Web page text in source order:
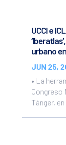
UCCI e
urbano
JUN 25,
• La
Congreso
Tánger,